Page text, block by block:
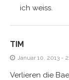
ich weiss.
TIM
Januar 10, 2013 -
Verlieren die